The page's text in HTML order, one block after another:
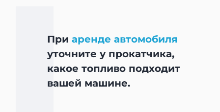
Приаренде автомобиля
уточните у прокатчика,
какое топливо подходит
вашей машине.